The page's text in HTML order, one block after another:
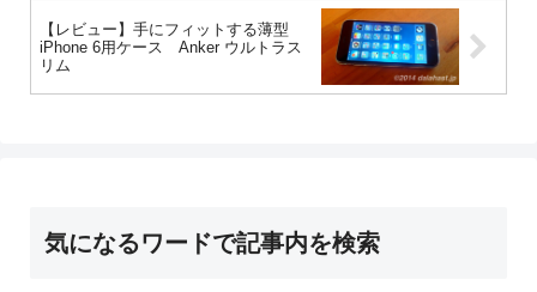
【レビュー】手にフィットする薄型
iPhone 6用ケース Anker ウルトラス
リム
気になるワードで記事内を検索